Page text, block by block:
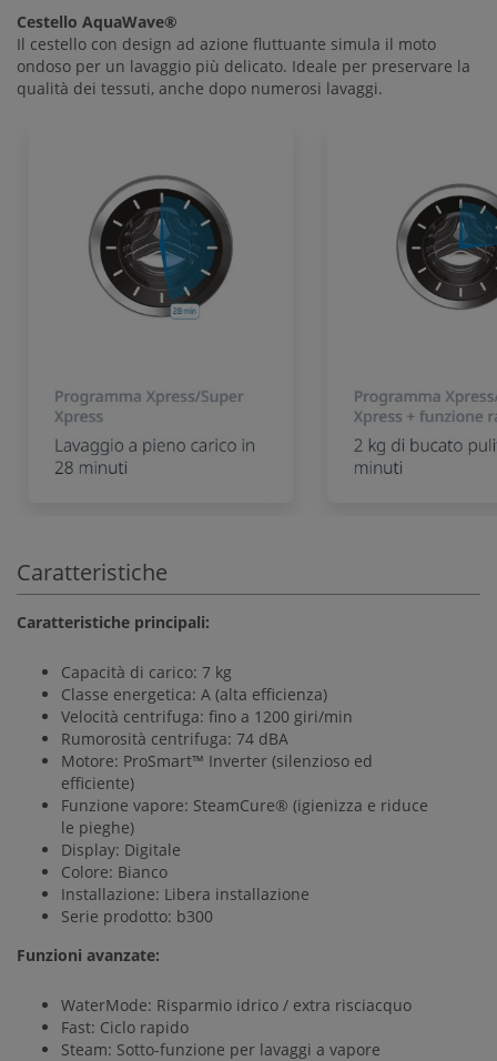
Cestello AquaWave®
Il cestello con design ad azione fluttuante simula il moto
ondoso per un lavaggio più delicato. Ideale per preservare la
qualità dei tessuti, anche dopo numerosi lavaggi.
Caratteristiche
Caratteristiche principali:
Capacità di carico: 7 kg
Classe energetica: A (alta efficienza)
Velocità centrifuga: fino a 1200 giri/min
Rumorosità centrifuga: 74 dBA
Motore: ProSmart™ Inverter (silenzioso ed
efficiente)
Funzione vapore: SteamCure® (igienizza e riduce
le pieghe)
Display: Digitale
Colore: Bianco
Installazione: Libera installazione
Serie prodotto: b300
Funzioni avanzate:
WaterMode: Risparmio idrico / extra risciacquo
Fast: Ciclo rapido
Steam: Sotto-funzione per lavaggi a vapore